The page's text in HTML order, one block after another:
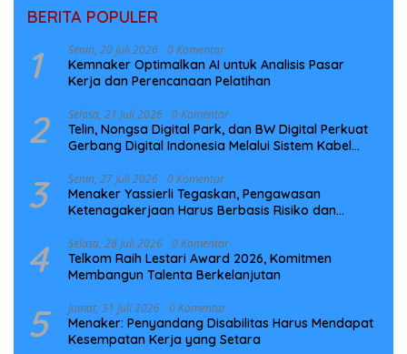
BERITA POPULER
1 Senin, 20 Juli 2026 0 Komentar
Kemnaker Optimalkan AI untuk Analisis Pasar
Kerja dan Perencanaan Pelatihan
2 Selasa, 21 Juli 2026 0 Komentar
Telin, Nongsa Digital Park, dan BW Digital Perkuat
Gerbang Digital Indonesia Melalui Sistem Kabel
3 Senin, 27 Juli 2026 0 Komentar
Menaker Yassierli Tegaskan, Pengawasan
Ketenagakerjaan Harus Berbasis Risiko dan
4 Selasa, 28 Juli 2026 0 Komentar
Telkom Raih Lestari Award 2026, Komitmen
Membangun Talenta Berkelanjutan
5 Jumat, 31 Juli 2026 0 Komentar
Menaker: Penyandang Disabilitas Harus Mendapat
Kesempatan Kerja yang Setara